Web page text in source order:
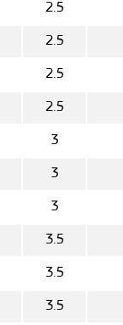
2.5
2.5
2.5
2.5
3
3
3
3.5
3.5
3.5